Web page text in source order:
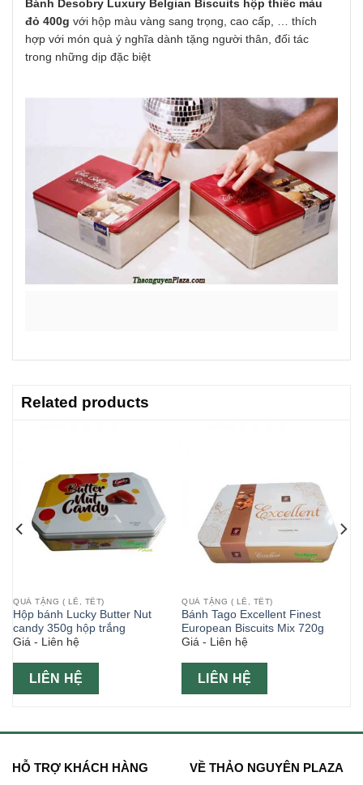
Bánh Desobry Luxury Belgian Biscuits hộp thiếc màu
đỏ 400g với hộp màu vàng sang trọng, cao cấp, … thích
hợp với món quà ý nghĩa dành tặng người thân, đối tác
trong những dịp đặc biệt
Related products
QUÀ TẶNG ( LỄ, TẾT)
Hộp bánh Lucky Butter Nut
candy 350g hộp trắng
Giá - Liên hệ
LIÊN HỆ
QUÀ TẶNG ( LỄ, TẾT)
Bánh Tago Excellent Finest
European Biscuits Mix 720g
Giá - Liên hệ
LIÊN HỆ
HỖ TRỢ KHÁCH HÀNG VỀ THẢO NGUYÊN PLAZA